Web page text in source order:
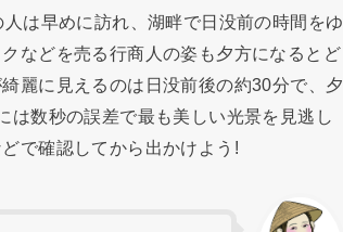
は早めに訪れ、湖畔で日没前の時間をゆ
などを売る行商人の姿も夕方になるとど
麗に見えるのは日没前後の約30分で、夕
は数秒の誤差で最も美しい光景を見逃し
で確認してから出かけよう!